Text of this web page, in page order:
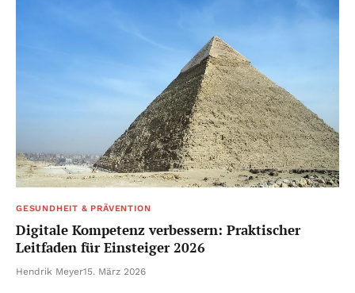
GESUNDHEIT & PRÄVENTION
Digitale Kompetenz verbessern: Praktischer
Leitfaden für Einsteiger 2026
Hendrik Meyer15. März 2026